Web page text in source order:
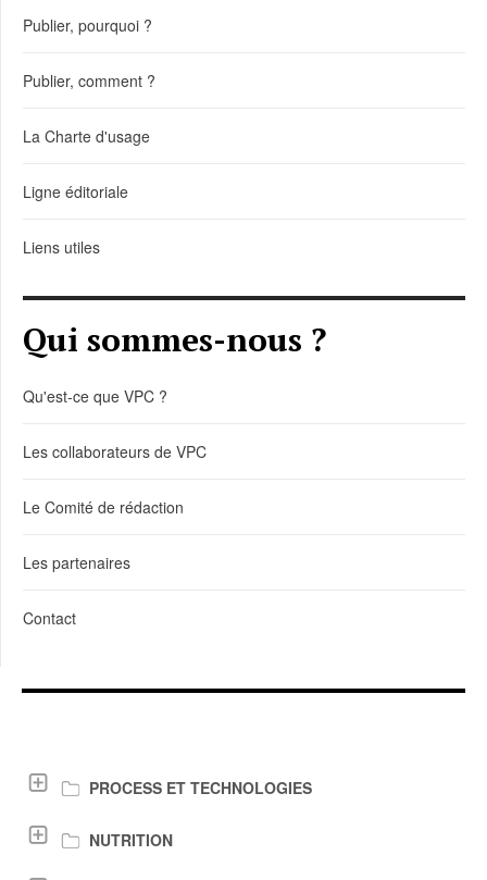
Publier, pourquoi ?
Publier, comment ?
La Charte d'usage
Ligne éditoriale
Liens utiles
Qui sommes-nous ?
Qu'est-ce que VPC ?
Les collaborateurs de VPC
Le Comité de rédaction
Les partenaires
Contact
PROCESS ET TECHNOLOGIES
NUTRITION